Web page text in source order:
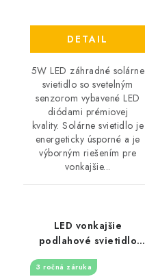
DETAIL
5W LED záhradné solárne
svietidlo so svetelným
senzorom vybavené LED
diódami prémiovej
kvality. Solárne svietidlo je
energeticky úsporné a je
výborným riešením pre
vonkajšie...
LED vonkajšie
podlahové svietidlo
4W / IP67 GL501 /
2800K - LGL514
3 ročná záruka